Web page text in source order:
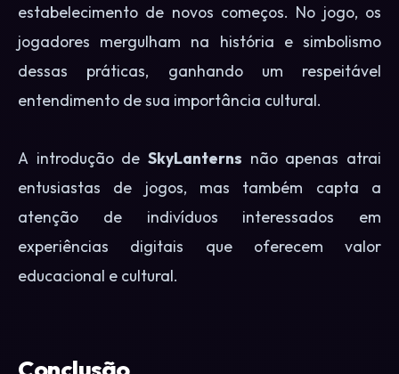
estabelecimento de novos começos. No jogo, os
jogadores mergulham na história e simbolismo
dessas práticas, ganhando um respeitável
entendimento de sua importância cultural.
A introdução de SkyLanterns não apenas atrai
entusiastas de jogos, mas também capta a
atenção de indivíduos interessados em
experiências digitais que oferecem valor
educacional e cultural.